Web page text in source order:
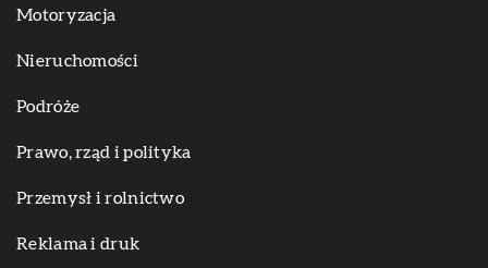
Motoryzacja
Nieruchomości
Podróże
Prawo, rząd i polityka
Przemysł i rolnictwo
Reklama i druk